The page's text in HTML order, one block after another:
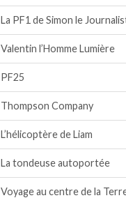
La PF1 de Simon le
Valentin l’Homme Lumière
PF25
Thompson Company
L’hélicoptère de Liam
La tondeuse autoportée
Voyage au centre de la